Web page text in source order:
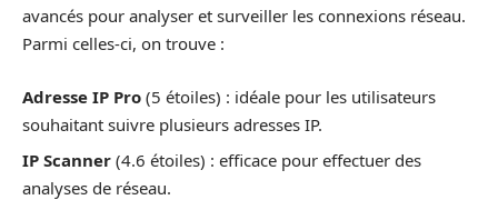
avancés pour analyser et surveiller les connexions réseau.
Parmi celles-ci, on trouve :
Adresse IP Pro (5 étoiles) : idéale pour les utilisateurs
souhaitant suivre plusieurs adresses IP.
IP Scanner (4.6 étoiles) : efficace pour effectuer des
analyses de réseau.